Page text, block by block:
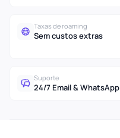
Taxas de roaming
Sem custos extras
Suporte
24/7 Email & WhatsApp